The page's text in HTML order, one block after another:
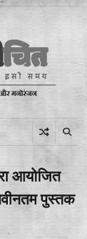
आयोजित
पुस्तक